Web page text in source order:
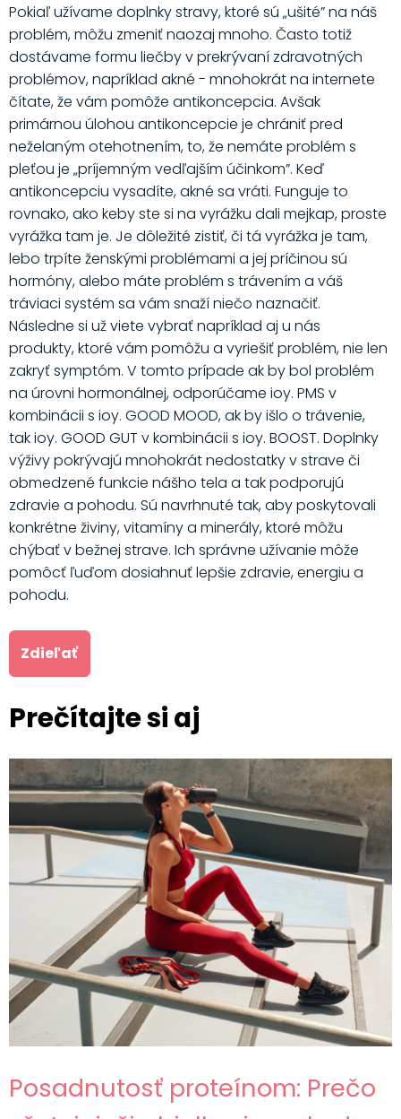
Pokiaľ užívame doplnky stravy, ktoré sú „ušité” na náš
problém, môžu zmeniť naozaj mnoho. Často totiž
dostávame formu liečby v prekrývaní zdravotných
problémov, napríklad akné - mnohokrát na internete
čítate, že vám pomôže antikoncepcia. Avšak
primárnou úlohou antikoncepcie je chrániť pred
neželaným otehotnením, to, že nemáte problém s
pleťou je „príjemným vedľajším účinkom”. Keď
antikoncepciu vysadíte, akné sa vráti. Funguje to
rovnako, ako keby ste si na vyrážku dali mejkap, proste
vyrážka tam je. Je dôležité zistiť, či tá vyrážka je tam,
lebo trpíte ženskými problémami a jej príčinou sú
hormóny, alebo máte problém s trávením a váš
tráviaci systém sa vám snaží niečo naznačiť.
Následne si už viete vybrať napríklad aj u nás
produkty, ktoré vám pomôžu a vyriešiť problém, nie len
zakryť symptóm. V tomto prípade ak by bol problém
na úrovni hormonálnej, odporúčame ioy. PMS v
kombinácii s ioy. GOOD MOOD, ak by išlo o trávenie,
tak ioy. GOOD GUT v kombinácii s ioy. BOOST. Doplnky
výživy pokrývajú mnohokrát nedostatky v strave či
obmedzené funkcie nášho tela a tak podporujú
zdravie a pohodu. Sú navrhnuté tak, aby poskytovali
konkrétne živiny, vitamíny a minerály, ktoré môžu
chýbať v bežnej strave. Ich správne užívanie môže
pomôcť ľuďom dosiahnuť lepšie zdravie, energiu a
pohodu.
Zdieľať
Prečítajte si aj
Posadnutosť proteínom: Prečo